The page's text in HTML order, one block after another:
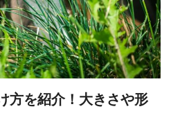
方を紹介！大きさや形